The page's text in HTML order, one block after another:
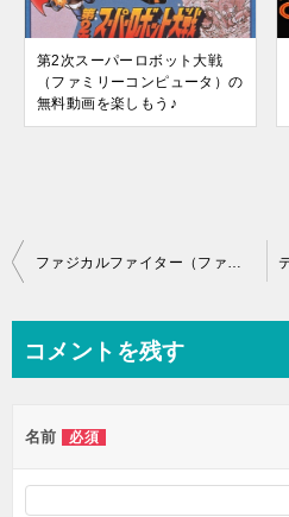
第2次スーパーロボット大戦
（ファミリーコンピュータ）の
無料動画を楽しもう♪
投
ビ
ー
シ
コメントを残す
名前 必須